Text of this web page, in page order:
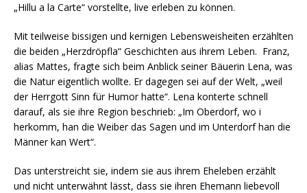
„Hillu a la Carte“ vorstellte, live erleben zu können.
Mit teilweise bissigen und kernigen Lebensweisheiten erzählten
die beiden „Herzdröpfla“ Geschichten aus ihrem Leben. Franz,
alias Mattes, fragte sich beim Anblick seiner Bäuerin Lena, was
die Natur eigentlich wollte. Er dagegen sei auf der Welt, „weil
der Herrgott Sinn für Humor hatte“. Lena konterte schnell
darauf, als sie ihre Region beschrieb: „Im Oberdorf, wo i
herkomm, han die Weiber das Sagen und im Unterdorf han die
Männer kan Wert“.
Das unterstreicht sie, indem sie aus ihrem Eheleben erzählt
und nicht unterwähnt lässt, dass sie ihren Ehemann liebevoll